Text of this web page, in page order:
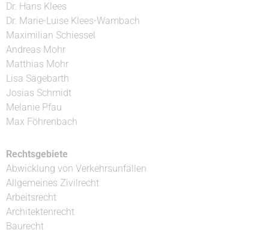
Dr. Hans Klees
Dr. Marie-Luise Klees-Wambach
Maximilian Schiessel
Andreas Mohr
Matthias Mohr
Lisa Sägebarth
Josias Schmidt
Melanie Pfau
Max Föhrenbach
Rechtsgebiete
Abwicklung von Verkehrsunfällen
Allgemeines Zivilrecht
Arbeitsrecht
Architektenrecht
Baurecht